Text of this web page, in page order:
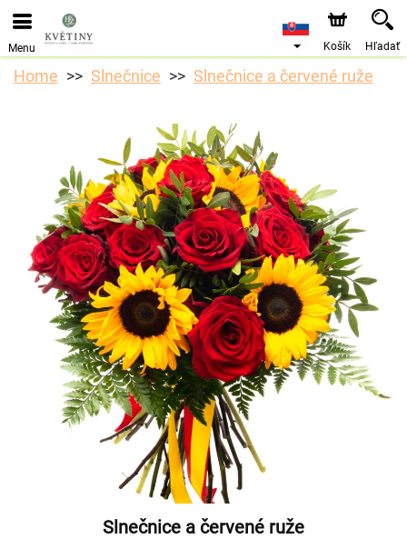
Objednávky prijímame prostredníctvom nášho e-shopu.
Najskorší možný termín doručenia je od 10.8.2026 z
Menu Košík Hľadať
Home Slnečnice Slnečnice a červené ruže
Slnečnice a červené ruže